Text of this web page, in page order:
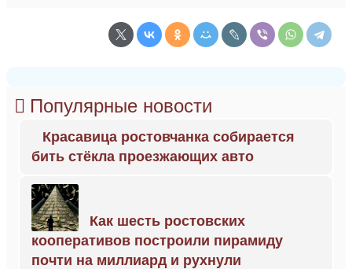
Популярные новости
Красавица ростовчанка собирается
бить стёкла проезжающих авто
Как шесть ростовских
кооперативов построили пирамиду
почти на миллиард и рухнули